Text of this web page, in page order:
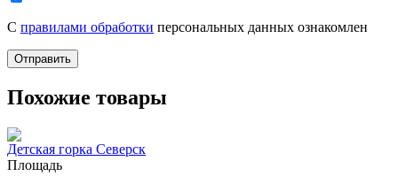
С правилами обработки персональных данных ознакомлен
Отправить
Похожие товары
Детская горка Северск
Площадь